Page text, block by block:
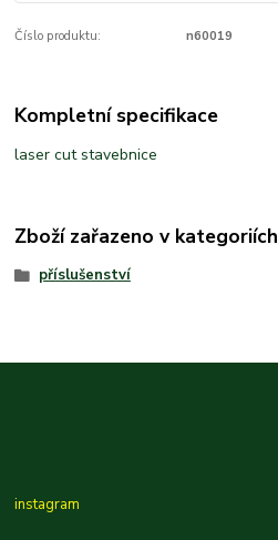
Číslo produktu: n60019
Kompletní specifikace
laser cut stavebnice
Zboží zařazeno v kategoriích
příslušenství
instagram